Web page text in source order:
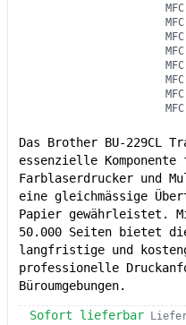
Das Brother BU-229CL
essenzielle
Farblaserdrucker und
eine gleichmässige
Papier gewährleistet.
50.000 Seiten bietet
langfristige und
professionelle
Büroumgebungen.
Sofort lieferbar